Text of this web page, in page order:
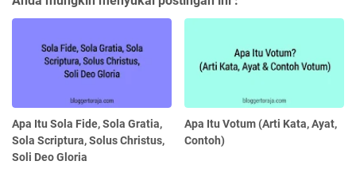
Apa Itu Sola Fide, Sola Gratia,
Sola Scriptura, Solus Christus,
Soli Deo Gloria
Apa Itu Votum (Arti Kata, Ayat,
Contoh)